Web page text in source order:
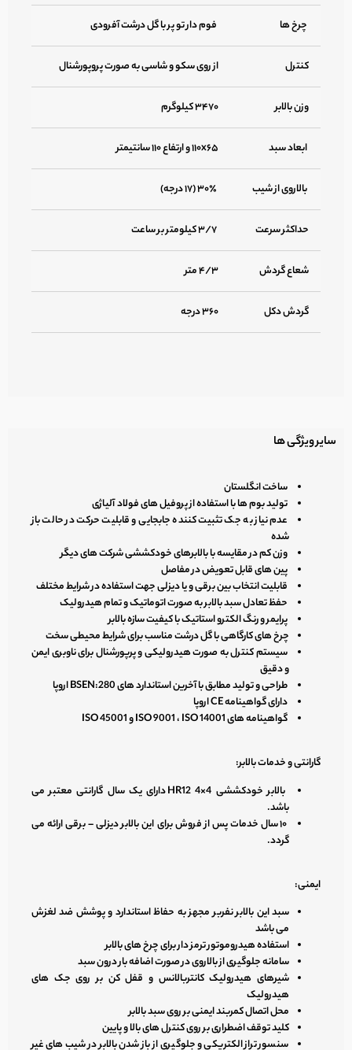
چرخ ها فوم دار تو پر با گل درشت آفرودی
کنترل از روی سکو و شاسی به صورت پروپورشنال
وزن بالابر ۳۴۷۰ کیلوگرم
ابعاد سبد ۱۱۰x۶۵ و ارتفاع ۱۱۰ سانتیمتر
بالاروی از شیب
حداکثر سرعت
شعاع گردش ۴/۳ متر
گردش دکل ۳۶۰ درجه
سایر ویژگی ها
ساخت انگلستان
تولید بوم ها با استفاده از پروفیل های فولاد آلیاژی
عدم نیاز به جک تثبیت کننده جابجایی و قابلیت حرکت در حالت باز
شده
وزن کم در مقایسه با بالابرهای خودکششی شرکت های دیگر
پین های قابل تعویض در مفاصل
قابلیت انتخاب بین برقی و یا دیزلی جهت استفاده در شرایط مختلف
حفظ تعادل سبد بالابر به صورت اتوماتیک و تمام هیدرولیک
پرایمر و رنگ الکترو استاتیک با کیفیت سازه بالابر
چرخ های کارگاهی با گل درشت مناسب برای شرایط محیطی سخت
سیستم کنترل به صورت هیدرولیکی و پرپورشنال برای ناوبری ایمن
و دقیق
طراحی و تولید مطابق با آخرین استاندارد های BSEN:280 اروپا
دارای گواهینامه CE اروپا
گواهینامه های ISO 9001 ، ISO 14001 و ISO 45001
گارانتی و خدمات بالابر:
بالابر خودکششی HR12 4×4 دارای یک سال گارانتی معتبر می
باشد.
۱۰ سال خدمات پس از فروش برای این بالابر دیزلی – برقی ارائه می
گردد.
ایمنی:
سبد این بالابر نفربر مجهز به حفاظ استاندارد و پوشش ضد لغزش
می باشد
استفاده هیدروموتور ترمز دار برای چرخ های بالابر
سامانه جلوگیری از بالاروی در صورت اضافه بار درون سبد
شیرهای هیدرولیک کانتربالانس و قفل کن بر روی جک های
هیدرولیک
محل اتصال کمربند ایمنی بر روی سبد بالابر
کلید توقف اضطراری بر روی کنترل های بالا و پایین
سنسور تراز الکتریکی و جلوگیری از باز شدن بالابر در شیب های غیر